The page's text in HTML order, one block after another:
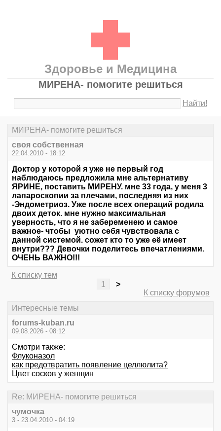
Здоровье и Медицина
МИРЕНА- помогите решиться
Найти!
МИРЕНА- помогите решиться
своя собственная
22.04.2010 - 18:12
Доктор у которой я уже не первый год
наблюдаюсь предложила мне альтернативу
ЯРИНЕ, поставить МИРЕНУ. мне 33 года, у меня 3
лапароскопии за плечами, последняя из них
-Эндометриоз. Уже после всех операций родила
двоих деток. мне нужно максимальная
уверность, что я не забеременею и самое
важное- чтобы уютно себя чувствовала с
данной системой. сожет кто то уже её имеет
внутри??? Девочки поделитесь впечатлениями.
ОЧЕНЬ ВАЖНО!!!
К списку тем
1
>
К списку форумов
Интересные темы
forums-kuban.ru
09.08.2026 - 08:12
Смотри также:
Флуконазол
как предотвратить появление целлюлита?
Цвет сосков у женщин
Re: МИРЕНА- помогите решиться
чумочка
3 - 23.04.2010 - 04:19